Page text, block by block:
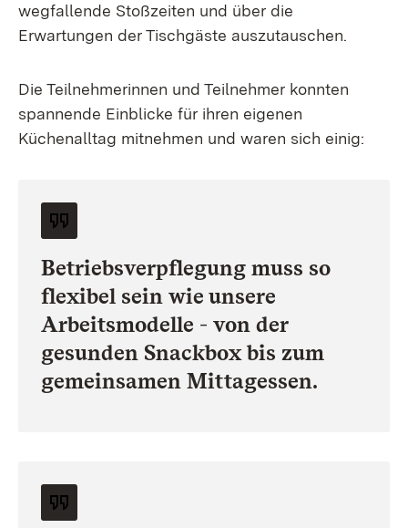
wegfallende Stoßzeiten und über die
Erwartungen der Tischgäste auszutauschen.
Die Teilnehmerinnen und Teilnehmer konnten
spannende Einblicke für ihren eigenen
Küchenalltag mitnehmen und waren sich einig:
Betriebsverpflegung muss so
flexibel sein wie unsere
Arbeitsmodelle - von der
gesunden Snackbox bis zum
gemeinsamen Mittagessen.